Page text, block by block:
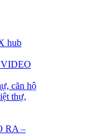
hub
căn hộ
thự,
RA –